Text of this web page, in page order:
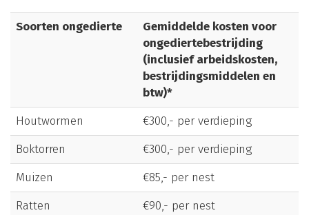
Soorten ongedierte
Gemiddelde kosten voor
ongediertebestrijding
(inclusief arbeidskosten,
bestrijdingsmiddelen en
btw)*
Houtwormen
€300,- per verdieping
Boktorren
€300,- per verdieping
Muizen
€85,- per nest
Ratten
€90,- per nest